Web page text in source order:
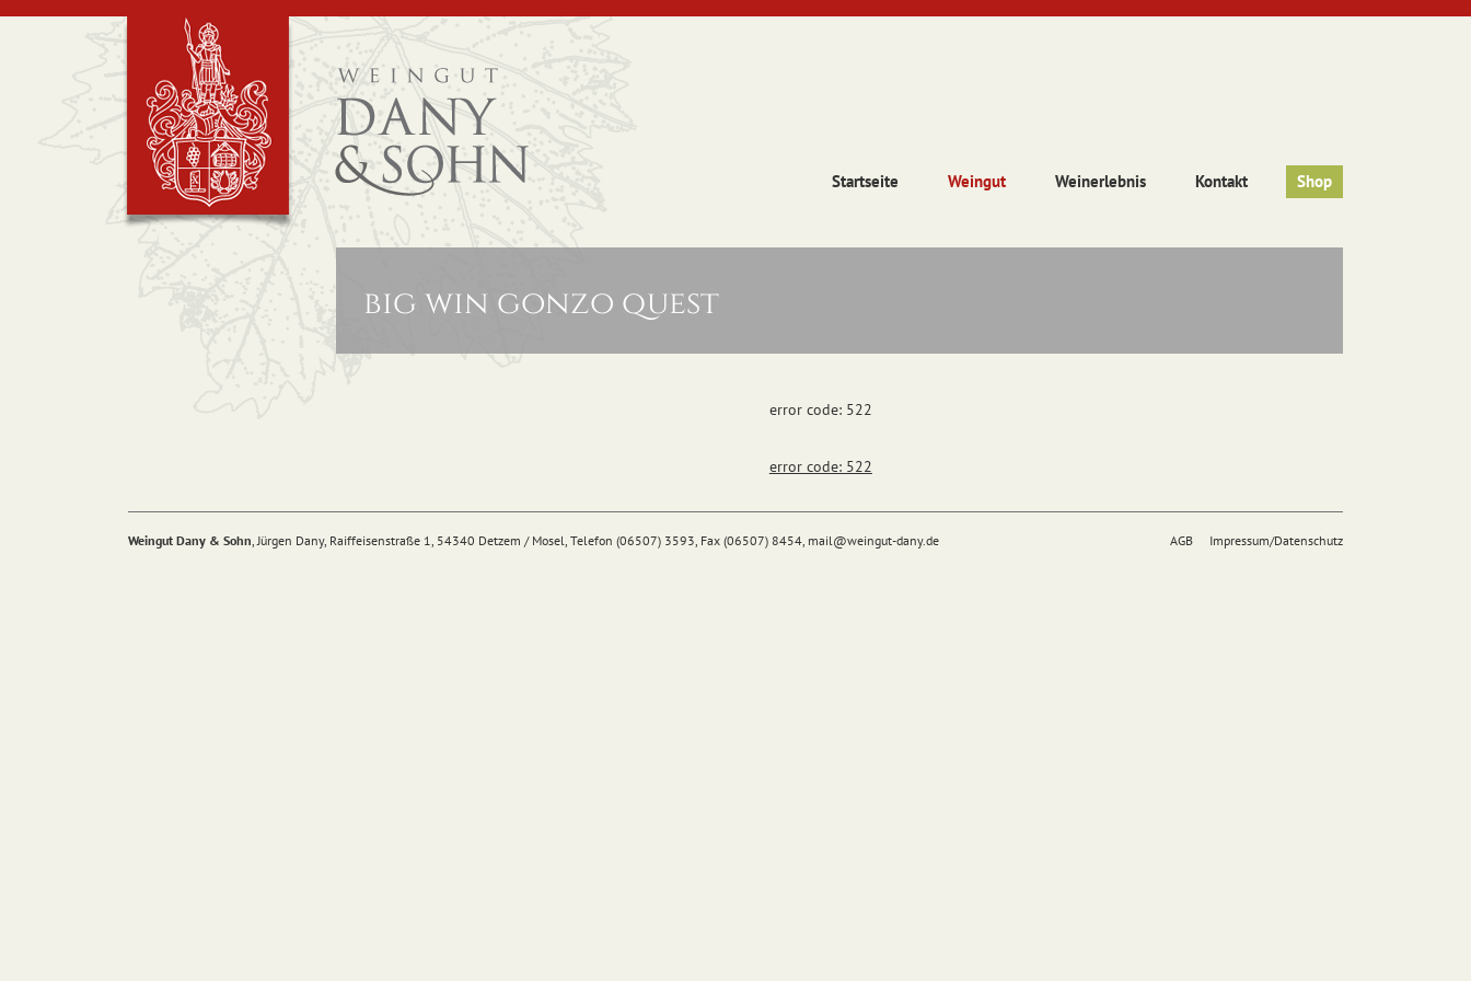
Startseite Weingut Weinerlebnis Kontakt Shop
big win gonzo quest
error code: 522
error code: 522
AGB Impressum/Datenschutz
Weingut Dany & Sohn, Jürgen Dany, Raiffeisenstraße 1, 54340 Detzem / Mosel, Telefon (06507) 3593, Fax (06507) 8454, mail@weingut-dany.de